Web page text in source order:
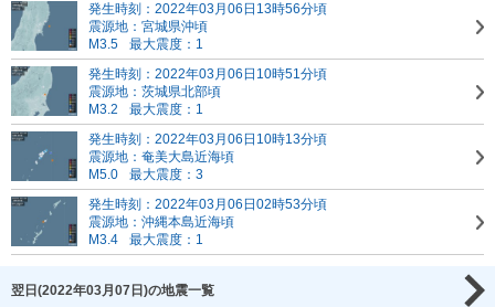
発生時刻：2022年03月06日13時56分頃
震源地：宮城県沖頃
M3.5
最大震度：1
発生時刻：2022年03月06日10時51分頃
震源地：茨城県北部頃
M3.2
最大震度：1
発生時刻：2022年03月06日10時13分頃
震源地：奄美大島近海頃
M5.0
最大震度：3
発生時刻：2022年03月06日02時53分頃
震源地：沖縄本島近海頃
M3.4
最大震度：1
翌日(2022年03月07日)の地震一覧